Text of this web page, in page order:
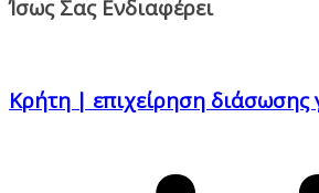
Ίσως Σας Ενδιαφέρει
Κρήτη | επιχείρηση διάσωσης